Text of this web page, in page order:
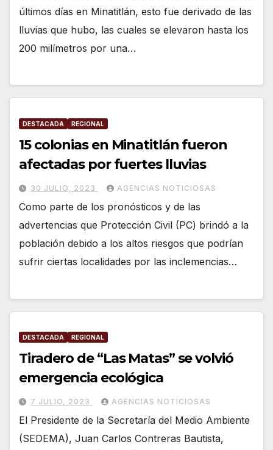
últimos días en Minatitlán, esto fue derivado de las
lluvias que hubo, las cuales se elevaron hasta los
200 milímetros por una…
DESTACADA REGIONAL
15 colonias en Minatitlán fueron
afectadas por fuertes lluvias
30 JULIO, 2023 AGENCIAS NOTICIOSAS
Como parte de los pronósticos y de las
advertencias que Protección Civil (PC) brindó a la
población debido a los altos riesgos que podrían
sufrir ciertas localidades por las inclemencias…
DESTACADA REGIONAL
Tiradero de “Las Matas” se volvió
emergencia ecológica
7 JULIO, 2023 AGENCIAS NOTICIOSAS
El Presidente de la Secretaría del Medio Ambiente
(SEDEMA), Juan Carlos Contreras Bautista,